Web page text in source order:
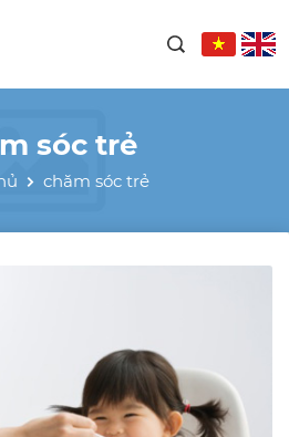
sóc trẻ
chăm sóc trẻ